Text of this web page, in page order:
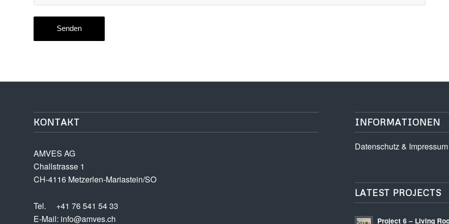
KONTAKT
AMVES AG
Challstrasse 1
CH-4116 Metzerlen-Mariastein/SO
Tel. +41 76 541 54 33
E-Mail: info@amves.ch
INFORMATIONEN
Datenschutz & Impressum
LATEST PROJECTS
Project 6 – Living